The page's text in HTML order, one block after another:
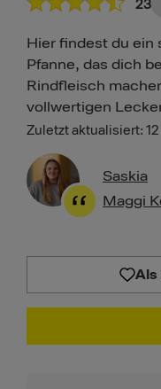
23
Hier findest du ein
Pfanne, das dich
Rindfleisch
vollwertigen
Zuletzt aktualisiert:
Saskia
Maggi
Als